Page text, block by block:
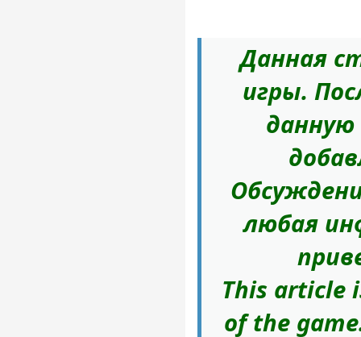
Данная
игры.
любая
This article
of the